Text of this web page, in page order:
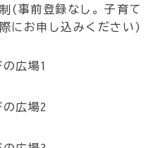
(事前登録なし。子育て
にお申し込みください)